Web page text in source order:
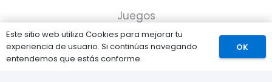
Juegos
Consolas
Accesorios para tu PS5
Este sitio web utiliza Cookies para mejorar tu
experiencia de usuario. Si continúas navegando
entendemos que estás conforme.
OK